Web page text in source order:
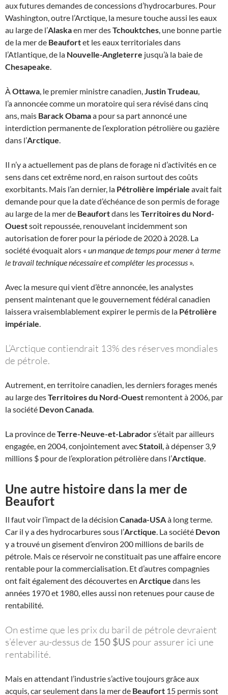
aux futures demandes de concessions d’hydrocarbures. Pour
Washington, outre l’Arctique, la mesure touche aussi les eaux
au large de l’Alaskaen mer desTchouktches, une bonne partie
de la mer de Beaufortet les eaux territoriales dans
l’Atlantique, de la Nouvelle-Angleterre jusqu’à la baie de
Chesapeake.
ÀOttawa, le premier ministre canadien,Justin Trudeau,
l’a annoncée comme un moratoire qui sera révisé dans cinq
ans, mais Barack Obamaa pour sa part annoncé une
interdiction permanente de l’exploration pétrolière ou gazière
dans l’Arctique.
Il n’y a actuellement pas de plans de forage ni d’activités en ce
sens dans cet extrême nord, en raison surtout des coûts
exorbitants. Mais l’an dernier, la Pétrolière impériale avait fait
demande pour que la date d’échéance de son permis de forage
au large de la mer de Beaufortdans lesTerritoires du Nord-
Ouestsoit repoussée, renouvelant incidemment son
autorisation de forer pour la période de 2020 à 2028. La
société évoquait alors « un manque de temps pour mener à terme
le travail technique nécessaire et compléter les processus ».
Avec la mesure qui vient d’être annoncée, les analystes
pensent maintenant que le gouvernement fédéral canadien
laissera vraisemblablement expirer le permis de la Pétrolière
impériale.
L’Arctique contiendrait 13% des réserves mondiales
de pétrole.
Autrement, en territoire canadien, les derniers forages menés
au large desTerritoires du Nord-Ouest remontent à 2006, par
la société Devon Canada.
La province deTerre-Neuve-et-Labradors’était par ailleurs
engagée, en 2004, conjointement avecStatoil, à dépenser 3,9
millions $ pour de l’exploration pétrolière dans l’Arctique.
Une autre histoire dans la mer de
Beaufort
Il faut voir l’impact de la décision Canada-USAà long terme.
Car il y a des hydrocarbures sous l’Arctique. La société Devon
y a trouvé un gisement d’environ 200 millions de barils de
pétrole. Mais ce réservoir ne constituait pas une affaire encore
rentable pour la commercialisation. Et d’autres compagnies
ont fait également des découvertes en Arctique dans les
années 1970 et 1980, elles aussi non retenues pour cause de
rentabilité.
On estime que les prix du baril de pétrole devraient
s’élever au-dessus de 150 $US pour assurer ici une
rentabilité.
Mais en attendant l’industrie s’active toujours grâce aux
acquis, car seulement dans la mer de Beaufort 15 permis sont